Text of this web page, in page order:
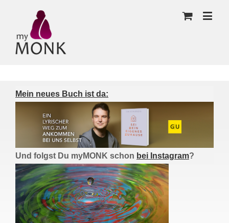
Mein neues Buch ist da:
Und folgst Du myMONK schon bei Instagram?